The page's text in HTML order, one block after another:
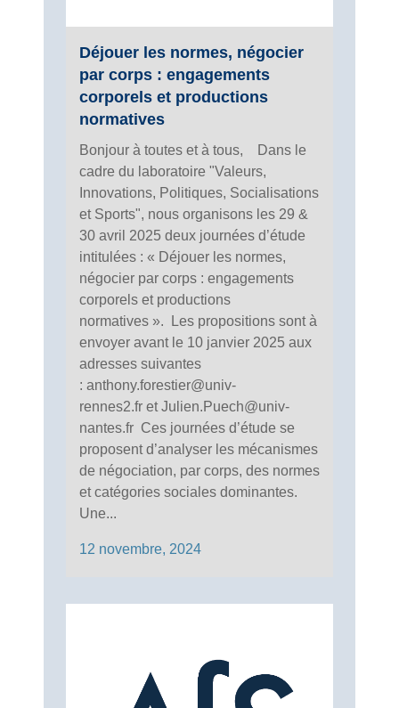
Déjouer les normes, négocier
par corps : engagements
corporels et productions
normatives
Bonjour à toutes et à tous, Dans le
cadre du laboratoire "Valeurs,
Innovations, Politiques, Socialisations
et Sports", nous organisons les 29 &
30 avril 2025 deux journées d’étude
intitulées : « Déjouer les normes,
négocier par corps : engagements
corporels et productions
normatives ». Les propositions sont à
envoyer avant le 10 janvier 2025 aux
adresses suivantes
: anthony.forestier@univ-
rennes2.fr et Julien.Puech@univ-
nantes.fr Ces journées d’étude se
proposent d’analyser les mécanismes
de négociation, par corps, des normes
et catégories sociales dominantes.
Une...
12 novembre, 2024